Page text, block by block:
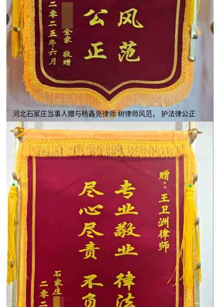
河北石家庄当事人赠与杨鑫亮律师 树律师风范， 护法律公正